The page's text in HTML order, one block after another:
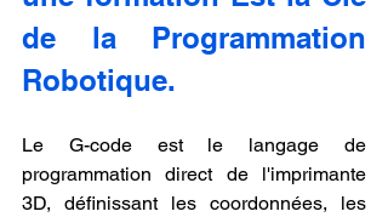
de la Programmation
Robotique.
Le G-code est le langage de
programmation direct de l'imprimante
3D, définissant les coordonnées, les